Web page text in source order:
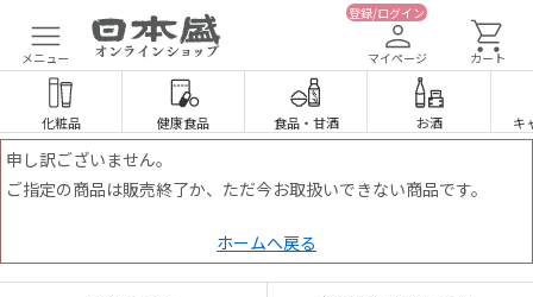
メニュー
登録/ログイン
マイページ カート
化粧品 健康食品 食品・ 甘酒 お酒 キ
申し訳ございません。
ご指定の商品は販売終了か、ただ今お取扱いできない商品です。
ホームへ戻る